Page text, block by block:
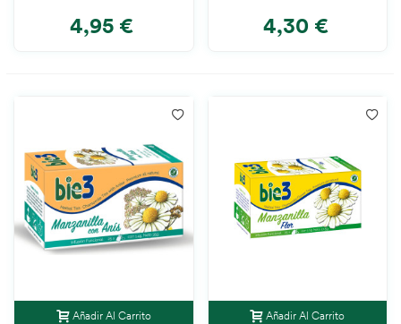
4,95 € 4,30 €
Añadir Al Carrito Añadir Al Carrito